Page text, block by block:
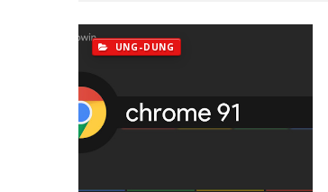
UNG-DUNG